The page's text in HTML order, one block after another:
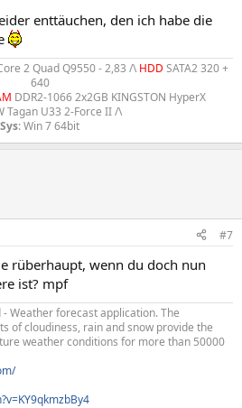
enttäuchen, den ich habe die
2 Quad Q9550 - 2,83 /\ HDD SATA2 320 +
640
DDR2-1066 2x2GB KINGSTON HyperX
Tagan U33 2-Force II /\
Sys: Win 7 64bit​
#7
rüberhaupt, wenn du doch nun
ist? mpf
Weather forecast application. The
of cloudiness, rain and snow provide the
weather conditions for more than 50000